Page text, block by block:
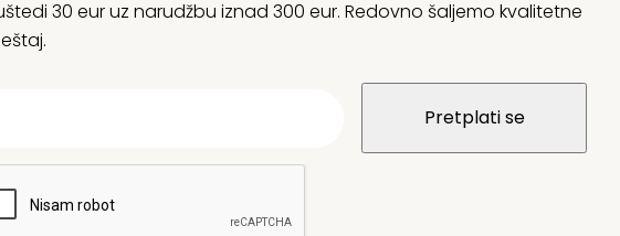
30 eur uz narudžbu iznad 300 eur. Redovno šaljemo kvalitetne